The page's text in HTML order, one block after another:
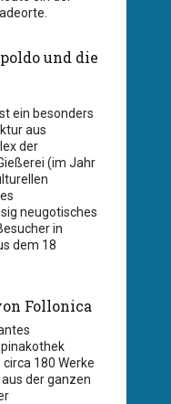
und die
ein besonders
aus
der
(im Jahr
neugotisches
in
dem 18
Follonica
circa 180 Werke
der ganzen